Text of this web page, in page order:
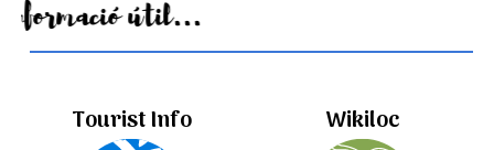
Informació útil...
Tourist Info Wikiloc